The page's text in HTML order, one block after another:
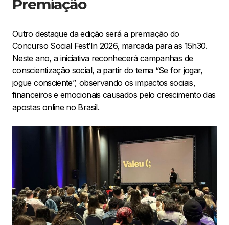
Premiação
Outro destaque da edição será a premiação do
Concurso Social Fest’In 2026, marcada para as 15h30.
Neste ano, a iniciativa reconhecerá campanhas de
conscientização social, a partir do tema “Se for jogar,
jogue consciente”, observando os impactos sociais,
financeiros e emocionais causados pelo crescimento das
apostas online no Brasil.